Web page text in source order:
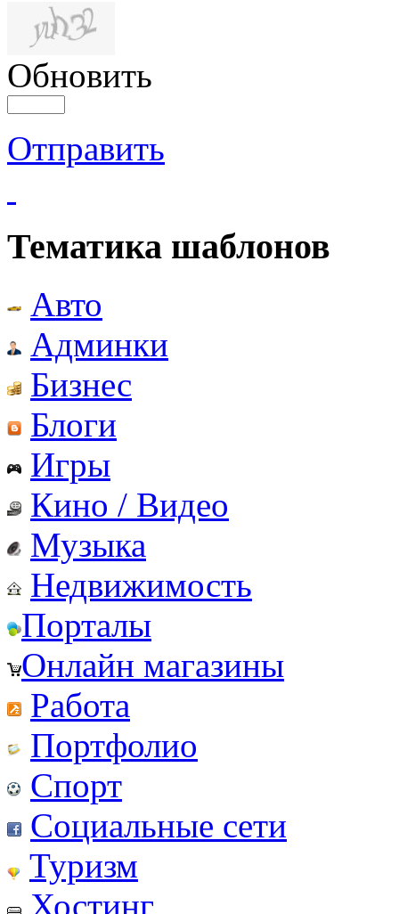
Обновить
Отправить
Тематика шаблонов
Авто
Админки
Бизнес
Блоги
Игры
Кино / Видео
Музыка
Недвижимость
Порталы
Онлайн магазины
Работа
Портфолио
Спорт
Социальные сети
Туризм
Хостинг